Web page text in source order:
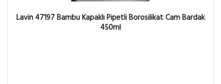
Lavin 47197 Bambu Kapaklı Pipetli Borosilikat Cam Bardak
450ml